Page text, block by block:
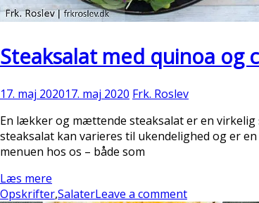
Steaksalat med quinoa og
17. maj 202017. maj 2020 Frk. Roslev
En lækker og mættende steaksalat er en
steaksalat kan varieres til ukendelighed og er
menuen hos os – både som
Læs mere
Opskrifter,SalaterLeave a comment